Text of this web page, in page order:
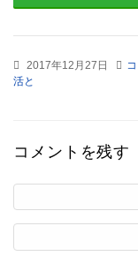
2017年12月27日
活と
コメントを残す